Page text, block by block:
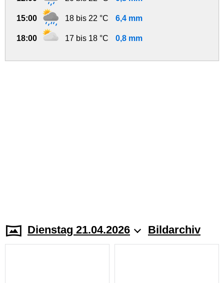
15:00 18 bis 22 °C 6,4 mm
18:00 17 bis 18 °C 0,8 mm
Dienstag 21.04.2026 Bildarchiv